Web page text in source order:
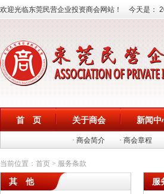
欢迎光临东莞民营企业投资商会网站！ 今天是：
首 页 关于商会 新闻中
· 商会简介 · 商会章程
当前位置：首页 > 服务条款
其 他 服